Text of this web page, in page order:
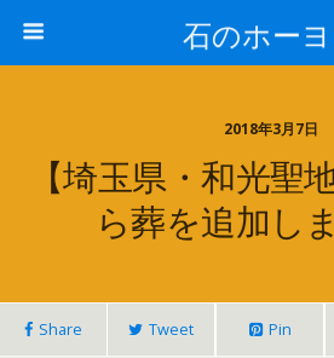
石のホー
2018年3月7日
【埼玉県・和光聖
ら葬を追加し
Share Tweet Pin